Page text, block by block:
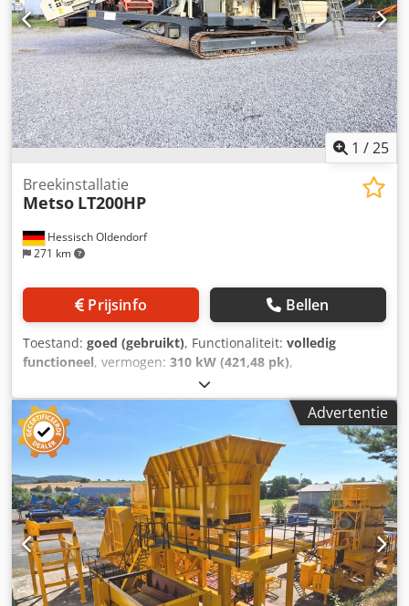
1 /25
Hessisch Oldendorf
271 km
Breekinstallatie
Metso LT200HP
Prijsinfo Bellen
Toestand: goed (gebruikt), Functionaliteit: volledig
functioneel, vermogen: 310 kW (421,48 pk),
, totaalgewicht:
2020, bedrijfsturen:2.411 h, Transportgewicht: 32.000 kg
Werkbreedte: 2.440 mm Dcjdpfozkg Hpsx Al Ssk
Werkhoogte: 2.700 mm Inhoud van de opvoertrechter: 5 m³
Transportafmetingen: 16.800 x 3.000 x 3.400 mm (L x B x H)
Motorfabrikant: Caterpillar C9.3B Motorvermogen: 310 kW
Weeginrichting: Pfreundt KW50 met printer Breedte van
het opvoerband: 800 mm Maximale korrelgrootte: 200 mm
Kegelbreker: Nordberg HP200e
Advertentie